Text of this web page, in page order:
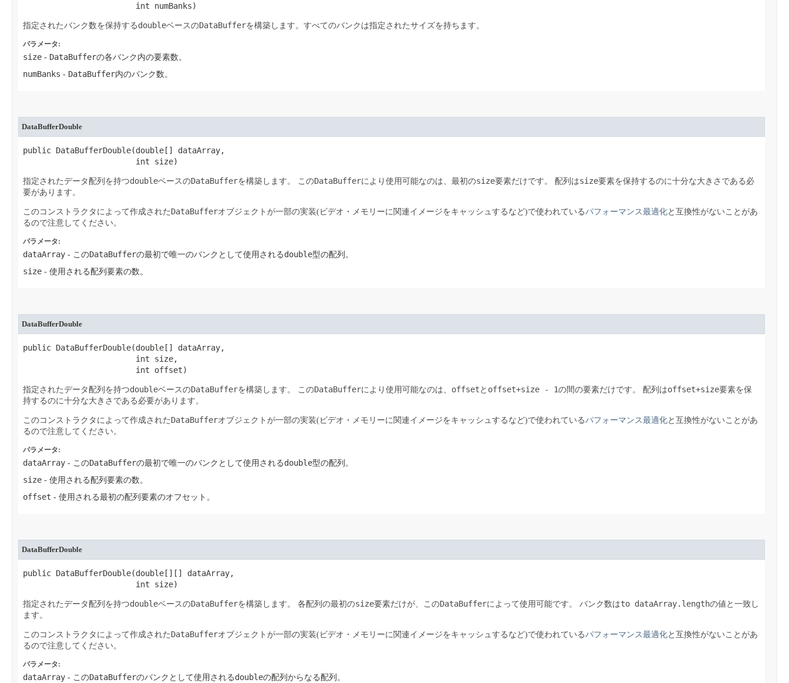
                        int numBanks)
指定されたバンク数を保持する doubleベースのDataBufferを構築します。すべてのバンクは指定されたサイズを持ちます。
パラメータ:
size - DataBufferの各バンク内の要素数。
numBanks - DataBuffer内のバンク数。
DataBufferDouble
public DataBufferDouble​(double[] dataArray,
                        int size)
指定されたデータ配列を持つdoubleベースのDataBufferを構築します。 このDataBufferにより使用可能なのは、最初のsize要素だけです。 配列はsize要素を保持するのに十分な大きさである必
要があります。
このコンストラクタによって作成された DataBufferオブジェクトが一部の実装(ビデオ・メモリーに関連イメージをキャッシュするなど)で使われているパフォーマンス最適化と互換性がないことがあ
るので注意してください。
パラメータ:
dataArray - このDataBufferの最初で唯一のバンクとして使用される double型の配列。
size - 使用される配列要素の数。
DataBufferDouble
public DataBufferDouble​(double[] dataArray,
                        int size,
                        int offset)
指定されたデータ配列を持つdoubleベースのDataBufferを構築します。 このDataBufferにより使用可能なのは、 offset と offset+size - 1の間の要素だけです。 配列はoffset+size要素を保
持するのに十分な大きさである必要があります。
このコンストラクタによって作成された DataBufferオブジェクトが一部の実装(ビデオ・メモリーに関連イメージをキャッシュするなど)で使われているパフォーマンス最適化と互換性がないことがあ
るので注意してください。
パラメータ:
dataArray - このDataBufferの最初で唯一のバンクとして使用される double型の配列。
size - 使用される配列要素の数。
offset - 使用される最初の配列要素のオフセット。
DataBufferDouble
public DataBufferDouble​(double[][] dataArray,
                        int size)
指定されたデータ配列を持つdoubleベースのDataBufferを構築します。 各配列の最初のsize要素だけが、このDataBufferによって使用可能です。 バンク数はto dataArray.lengthの値と一致し
ます。
このコンストラクタによって作成された DataBufferオブジェクトが一部の実装(ビデオ・メモリーに関連イメージをキャッシュするなど)で使われているパフォーマンス最適化と互換性がないことがあ
るので注意してください。
パラメータ:
dataArray - このDataBufferのバンクとして使用される doubleの配列からなる配列。